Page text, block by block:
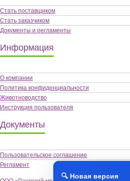
Стать поставщиком
Стать заказчиком
Документы и регламенты
Информация
О компании
Политика конфиденциальности
Животноводство
Инструкция пользователя
Документы
Пользовательское соглашение
Регламент
🔍 Новая версия